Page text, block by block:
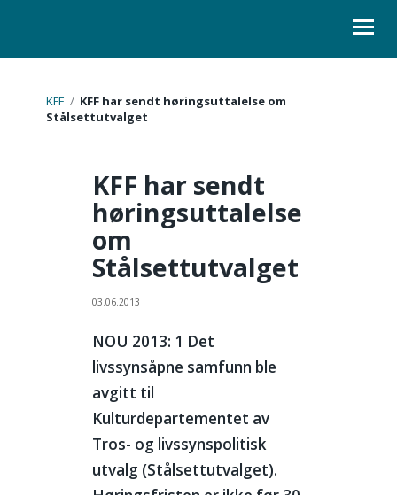
ORGANISASJON
SKOLELEDER
KONTAKT
KFF / KFF har sendt høringsuttalelse om
Stålsettutvalget
KFF har sendt
høringsuttalelse
om
Stålsettutvalget
03.06.2013
NOU 2013: 1 Det
livssynsåpne samfunn ble
avgitt til
Kulturdepartementet av
Tros- og livssynspolitisk
utvalg (Stålsettutvalget).